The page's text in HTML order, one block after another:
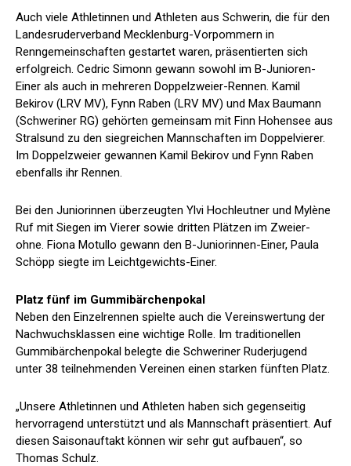
Auch viele Athletinnen und Athleten aus Schwerin, die für den
Landesruderverband Mecklenburg-Vorpommern in
Renngemeinschaften gestartet waren, präsentierten sich
erfolgreich. Cedric Simonn gewann sowohl im B-Junioren-
Einer als auch in mehreren Doppelzweier-Rennen. Kamil
Bekirov (LRV MV), Fynn Raben (LRV MV) und Max Baumann
(Schweriner RG) gehörten gemeinsam mit Finn Hohensee aus
Stralsund zu den siegreichen Mannschaften im Doppelvierer.
Im Doppelzweier gewannen Kamil Bekirov und Fynn Raben
ebenfalls ihr Rennen.
Bei den Juniorinnen überzeugten Ylvi Hochleutner und Mylène
Ruf mit Siegen im Vierer sowie dritten Plätzen im Zweier-
ohne. Fiona Motullo gewann den B-Juniorinnen-Einer, Paula
Schöpp siegte im Leichtgewichts-Einer.
Platz fünf im Gummibärchenpokal
Neben den Einzelrennen spielte auch die Vereinswertung der
Nachwuchsklassen eine wichtige Rolle. Im traditionellen
Gummibärchenpokal belegte die Schweriner Ruderjugend
unter 38 teilnehmenden Vereinen einen starken fünften Platz.
„Unsere Athletinnen und Athleten haben sich gegenseitig
hervorragend unterstützt und als Mannschaft präsentiert. Auf
diesen Saisonauftakt können wir sehr gut aufbauen“, so
Thomas Schulz.